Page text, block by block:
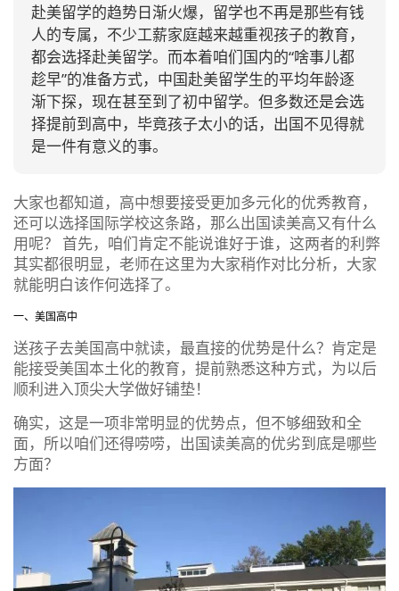
赴美留学的趋势日渐火爆，留学也不再是那些有钱
人的专属，不少工薪家庭越来越重视孩子的教育，
都会选择赴美留学。而本着咱们国内的“啥事儿都
趁早”的准备方式，中国赴美留学生的平均年龄逐
渐下探，现在甚至到了初中留学。但多数还是会选
择提前到高中，毕竟孩子太小的话，出国不见得就
是一件有意义的事。
大家也都知道，高中想要接受更加多元化的优秀教育，
还可以选择国际学校这条路，那么出国读美高又有什么
用呢？ 首先，咱们肯定不能说谁好于谁，这两者的利弊
其实都很明显，老师在这里为大家稍作对比分析，大家
就能明白该作何选择了。
一、美国高中
送孩子去美国高中就读，最直接的优势是什么？肯定是
能接受美国本土化的教育，提前熟悉这种方式，为以后
顺利进入顶尖大学做好铺垫！
确实，这是一项非常明显的优势点，但不够细致和全
面，所以咱们还得唠唠，出国读美高的优劣到底是哪些
方面？